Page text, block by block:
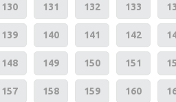
130 131 132 133
139 140 141 142
148 149 150 151
157 158 159 160